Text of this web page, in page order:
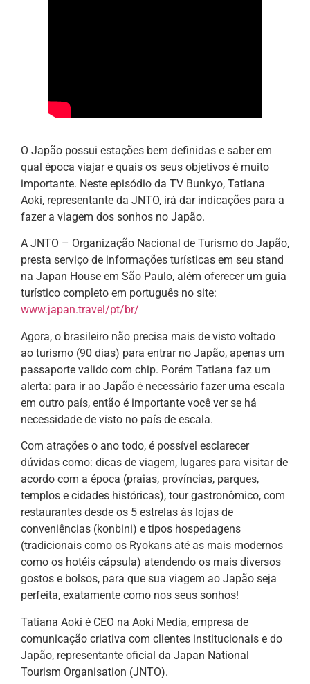
O Japão possui estações bem definidas e saber em
qual época viajar e quais os seus objetivos é muito
importante. Neste episódio da TV Bunkyo, Tatiana
Aoki, representante da JNTO, irá dar indicações para a
fazer a viagem dos sonhos no Japão.
A JNTO – Organização Nacional de Turismo do Japão,
presta serviço de informações turísticas em seu stand
na Japan House em São Paulo, além oferecer um guia
turístico completo em português no site:
www.japan.travel/pt/br/
Agora, o brasileiro não precisa mais de visto voltado
ao turismo (90 dias) para entrar no Japão, apenas um
passaporte valido com chip. Porém Tatiana faz um
alerta: para ir ao Japão é necessário fazer uma escala
em outro país, então é importante você ver se há
necessidade de visto no país de escala.
Com atrações o ano todo, é possível esclarecer
dúvidas como: dicas de viagem, lugares para visitar de
acordo com a época (praias, províncias, parques,
templos e cidades históricas), tour gastronômico, com
restaurantes desde os 5 estrelas às lojas de
conveniências (konbini) e tipos hospedagens
(tradicionais como os Ryokans até as mais modernos
como os hotéis cápsula) atendendo os mais diversos
gostos e bolsos, para que sua viagem ao Japão seja
perfeita, exatamente como nos seus sonhos!
Tatiana Aoki é CEO na Aoki Media, empresa de
comunicação criativa com clientes institucionais e do
Japão, representante oficial da Japan National
Tourism Organisation (JNTO).